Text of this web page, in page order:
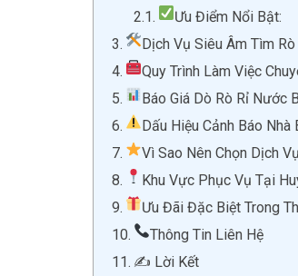
Ưu Điểm Nổi Bật:
Dịch Vụ Siêu Âm Tìm
Quy Trình Làm Việc
Báo Giá Dò Rò Rỉ Nước
Dấu Hiệu Cảnh Báo
Vì Sao Nên Chọn Dịch
Khu Vực Phục Vụ Tại
Ưu Đãi Đặc Biệt Trong
Thông Tin Liên Hệ
✍️ Lời Kết